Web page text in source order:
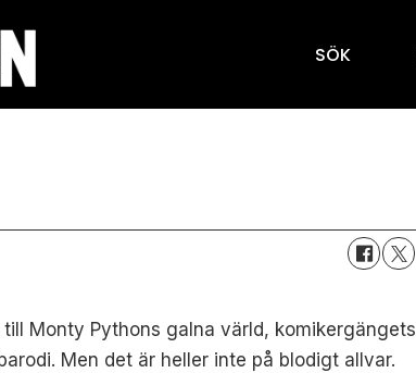
SÖK
Monty Pythons galna värld, komikergängets
Men det är heller inte på blodigt allvar.